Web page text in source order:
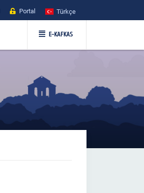
Portal Türkçe
E-KAFKAS